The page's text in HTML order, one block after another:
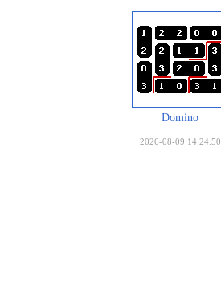
Domino
2026-08-09 14:24:50